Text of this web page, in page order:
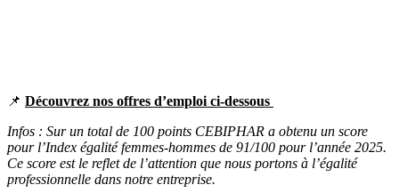
📌 Découvrez nos offres d’emploi ci-dessous
Infos : Sur un total de 100 points CEBIPHAR a obtenu un score
pour l’Index égalité femmes-hommes de 91/100 pour l’année 2025.
Ce score est le reflet de l’attention que nous portons à l’égalité
professionnelle dans notre entreprise.